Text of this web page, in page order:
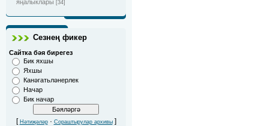
яңалыклары [34]
Сезнең фикер
Сайтка бәя бирегез
Бик яхшы
Яхшы
Канәгатьләнерлек
Начар
Бик начар
[ Нәтиҗәләр· Сораштырулар архивы]